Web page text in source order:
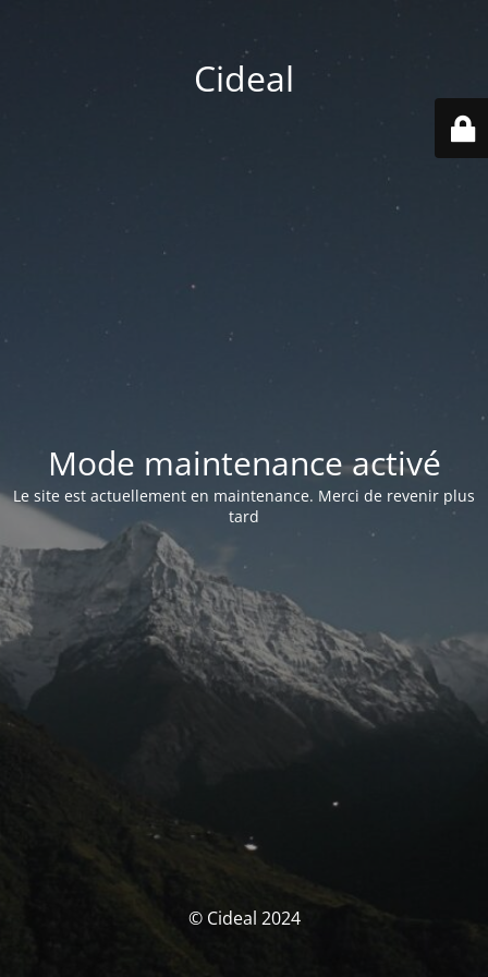
Cideal
Mode maintenance activé
Le site est actuellement en maintenance. Merci de revenir plus
tard
© Cideal 2024